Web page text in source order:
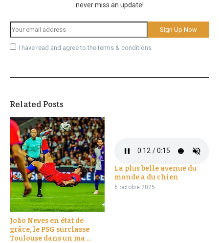
never miss an update!
I have read and agree to the terms & conditions
Related Posts
João Neves en état de
grâce, le PSG surclasse
Toulouse dans un ma ...
La plus belle avenue du
monde a du chien
6 octobre 2025